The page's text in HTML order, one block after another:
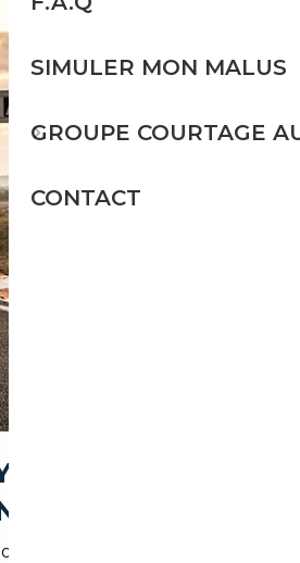
ACHETER
réduisent les risques
SIMULER MON MALUS
GROUPE COURTAGE
CONTACT